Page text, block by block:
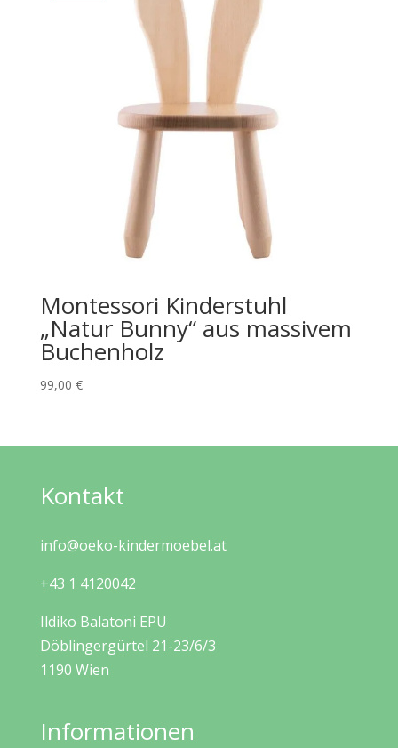
Montessori Kinderstuhl
„Natur Bunny“ aus massivem
Buchenholz
99,00 €
Kontakt
info@oeko-kindermoebel.at
+43 1 4120042
Ildiko Balatoni EPU
Döblingergürtel 21-23/6/3
1190 Wien
Informationen